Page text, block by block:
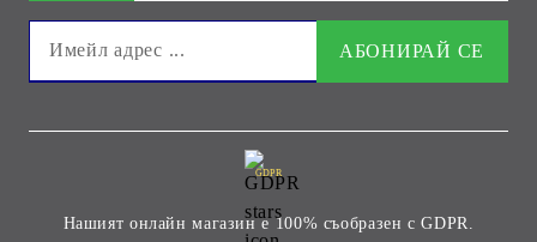
GDPR
Нашият онлайн магазин е 100% съобразен с GDPR.